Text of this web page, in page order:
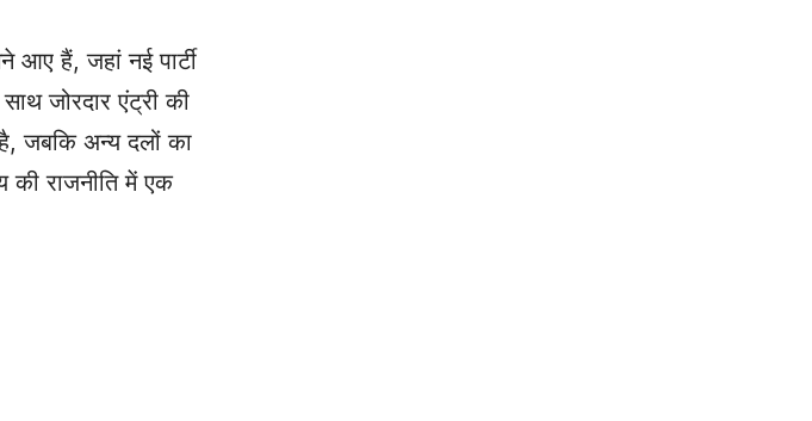
आए हैं, जहां नई पार्टी
जोरदार एंट्री की
जबकि अन्य दलों का
की राजनीति में एक